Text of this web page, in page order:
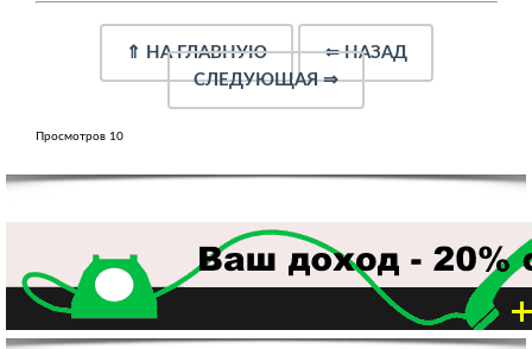
⇑ НА ГЛАВНУЮ ⇐НАЗАД
СЛЕДУЮЩАЯ⇒
Просмотров 10